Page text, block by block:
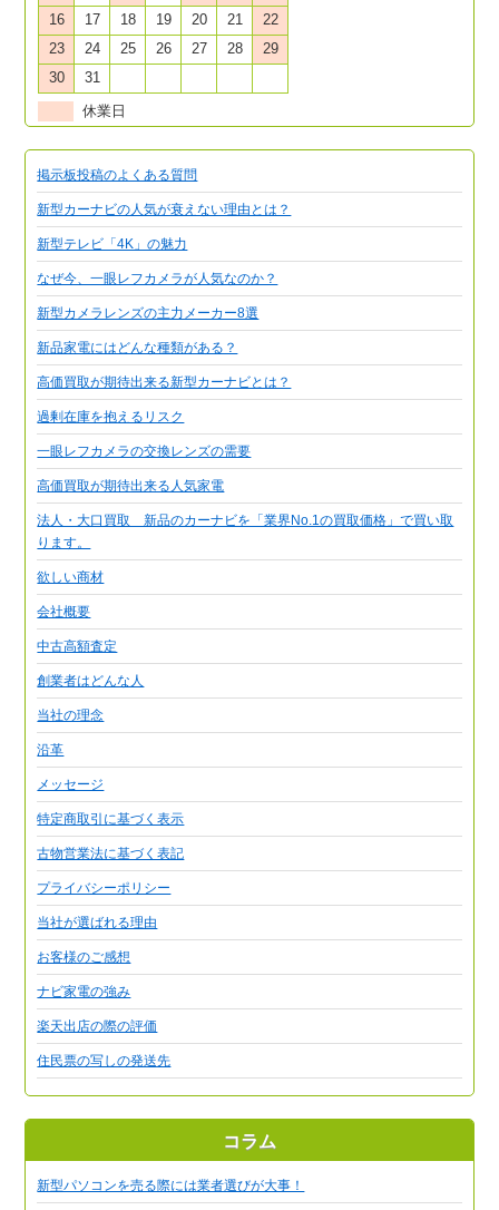
16
17 18 19 20 21
22
23
24 25 26 27 28
29
30
31
休業日
掲示板投稿のよくある質問
新型カーナビの人気が衰えない理由とは？
新型テレビ「4K」の魅力
なぜ今、一眼レフカメラが人気なのか？
新型カメラレンズの主力メーカー8選
新品家電にはどんな種類がある？
高価買取が期待出来る新型カーナビとは？
過剰在庫を抱えるリスク
一眼レフカメラの交換レンズの需要
高価買取が期待出来る人気家電
法人・大口買取 新品のカーナビを「業界No.1の買取価格」で買い取
ります。
欲しい商材
会社概要
中古高額査定
創業者はどんな人
当社の理念
沿革
メッセージ
特定商取引に基づく表示
古物営業法に基づく表記
プライバシーポリシー
当社が選ばれる理由
お客様のご感想
ナビ家電の強み
楽天出店の際の評価
住民票の写しの発送先
コラム
新型パソコンを売る際には業者選びが大事！